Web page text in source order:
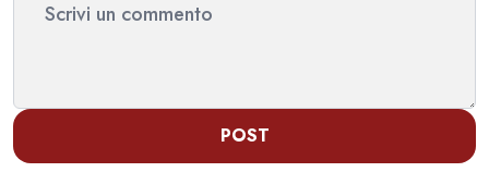
POST